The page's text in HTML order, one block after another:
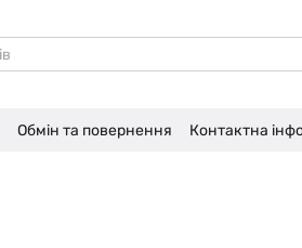
Обмін та повернення Контактна